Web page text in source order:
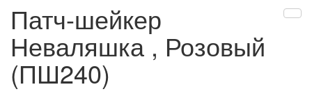
Патч-шейкер
Неваляшка , Розовый
(ПШ240)